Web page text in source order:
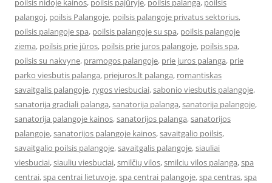
poilsis nidoje kainos, poilsis pajūryje, poilsis palanga, poilsis
palangoj, poilsis Palangoje, poilsis palangoje privatus sektorius,
poilsis palangoje spa, poilsis palangoje su spa, poilsis palangoje
ziema, poilsis prie jūros, poilsis prie juros palangoje, poilsis spa,
poilsis su nakvyne, pramogos palangoje, prie juros palanga, prie
parko viesbutis palanga, priejuros.lt palanga, romantiskas
savaitgalis palangoje, rygos viesbuciai,sabonio viesbutis palangoje,
sanatorija gradiali palanga,sanatorija palanga,sanatorija palangoje,
sanatorija palangoje kainos,sanatorijos palanga,sanatorijos
palangoje,sanatorijos palangoje kainos,savaitgalio poilsis,
savaitgalio poilsis palangoje,savaitgalis palangoje,siauliai
viesbuciai,siauliu viesbuciai,smilčių vilos,smilciu vilos palanga,spa
centrai,spa centrai lietuvoje,spa centrai palangoje,spa centras,spa